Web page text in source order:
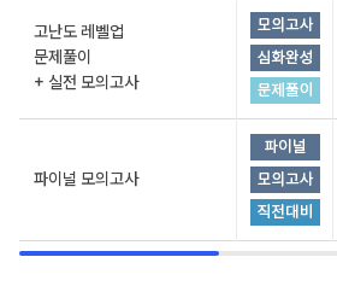
고난도 레벨업
문제풀이
+ 실전 모의고사
파이널 모의고사